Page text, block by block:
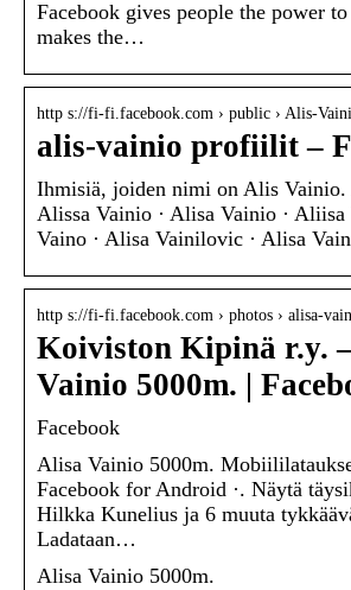
Facebook gives people the power to
makes the…
http s://fi-fi.facebook.com › public › Alis-
alis-vainio profiilit –
Ihmisiä, joiden nimi on Alis Vainio.
Alissa Vainio · Alisa Vainio ·
Vaino · Alisa Vainilovic · Alisa
http s://fi-fi.facebook.com › photos › alisa-
Koiviston Kipinä r.y.
Vainio 5000m. |
Facebook
Alisa Vainio 5000m.
Facebook for Android ·. Näytä
Hilkka Kunelius ja 6 muuta
Ladataan…
Alisa Vainio 5000m.